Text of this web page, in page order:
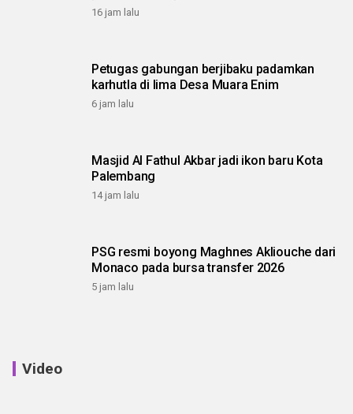
16 jam lalu
Petugas gabungan berjibaku padamkan
karhutla di lima Desa Muara Enim
6 jam lalu
Masjid Al Fathul Akbar jadi ikon baru Kota
Palembang
14 jam lalu
PSG resmi boyong Maghnes Akliouche dari
Monaco pada bursa transfer 2026
5 jam lalu
Video